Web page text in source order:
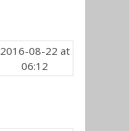
2016-08-22 at
06:12